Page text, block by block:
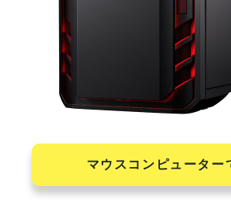
マウスコンピューター